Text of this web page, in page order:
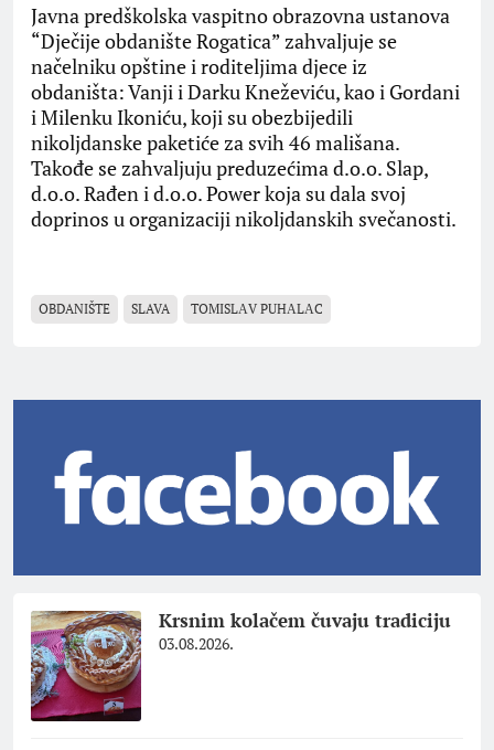
Javna predškolska vaspitno obrazovna ustanova
“Dječije obdanište Rogatica” zahvaljuje se
načelniku opštine i roditeljima djece iz
obdaništa: Vanji i Darku Kneževiću, kao i Gordani
i Milenku Ikoniću, koji su obezbijedili
nikoljdanske paketiće za svih 46 mališana.
Takođe se zahvaljuju preduzećima d.o.o. Slap,
d.o.o. Rađen i d.o.o. Power koja su dala svoj
doprinos u organizaciji nikoljdanskih svečanosti.
OBDANIŠTE SLAVA TOMISLАV PUHАLАC
Krsnim kolačem čuvaju tradiciju
03.08.2026.